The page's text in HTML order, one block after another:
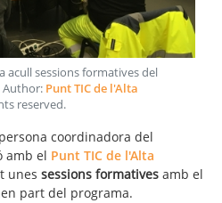
acull sessions formatives del
Author: Punt TIC de l'Alta
reserved.
coordinadora del
amb el Punt TIC de l'Alta
unes sessions formatives amb el
part del programa.